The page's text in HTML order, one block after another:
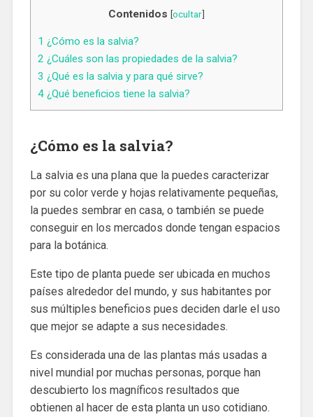
Contenidos [ocultar]
1 ¿Cómo es la salvia?
2 ¿Cuáles son las propiedades de la salvia?
3 ¿Qué es la salvia y para qué sirve?
4¿Qué beneficios tiene la salvia?
¿Cómo es la salvia?
La salvia es una plana que la puedes caracterizar
por su color verde y hojas relativamente pequeñas,
la puedes sembrar en casa, o también se puede
conseguir en los mercados donde tengan espacios
para la botánica.
Este tipo de planta puede ser ubicada en muchos
países alrededor del mundo, y sus habitantes por
sus múltiples beneficios pues deciden darle el uso
que mejor se adapte a sus necesidades.
Es considerada una de las plantas más usadas a
nivel mundial por muchas personas, porque han
descubierto los magníficos resultados que
obtienen al hacer de esta planta un uso cotidiano.